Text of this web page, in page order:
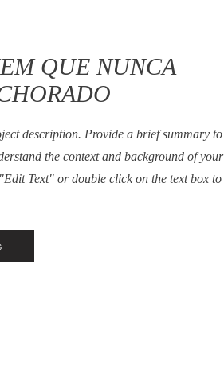
QUE NUNCA
description. Provide a brief summary to
the context and background of your
Text" or double click on the text box to